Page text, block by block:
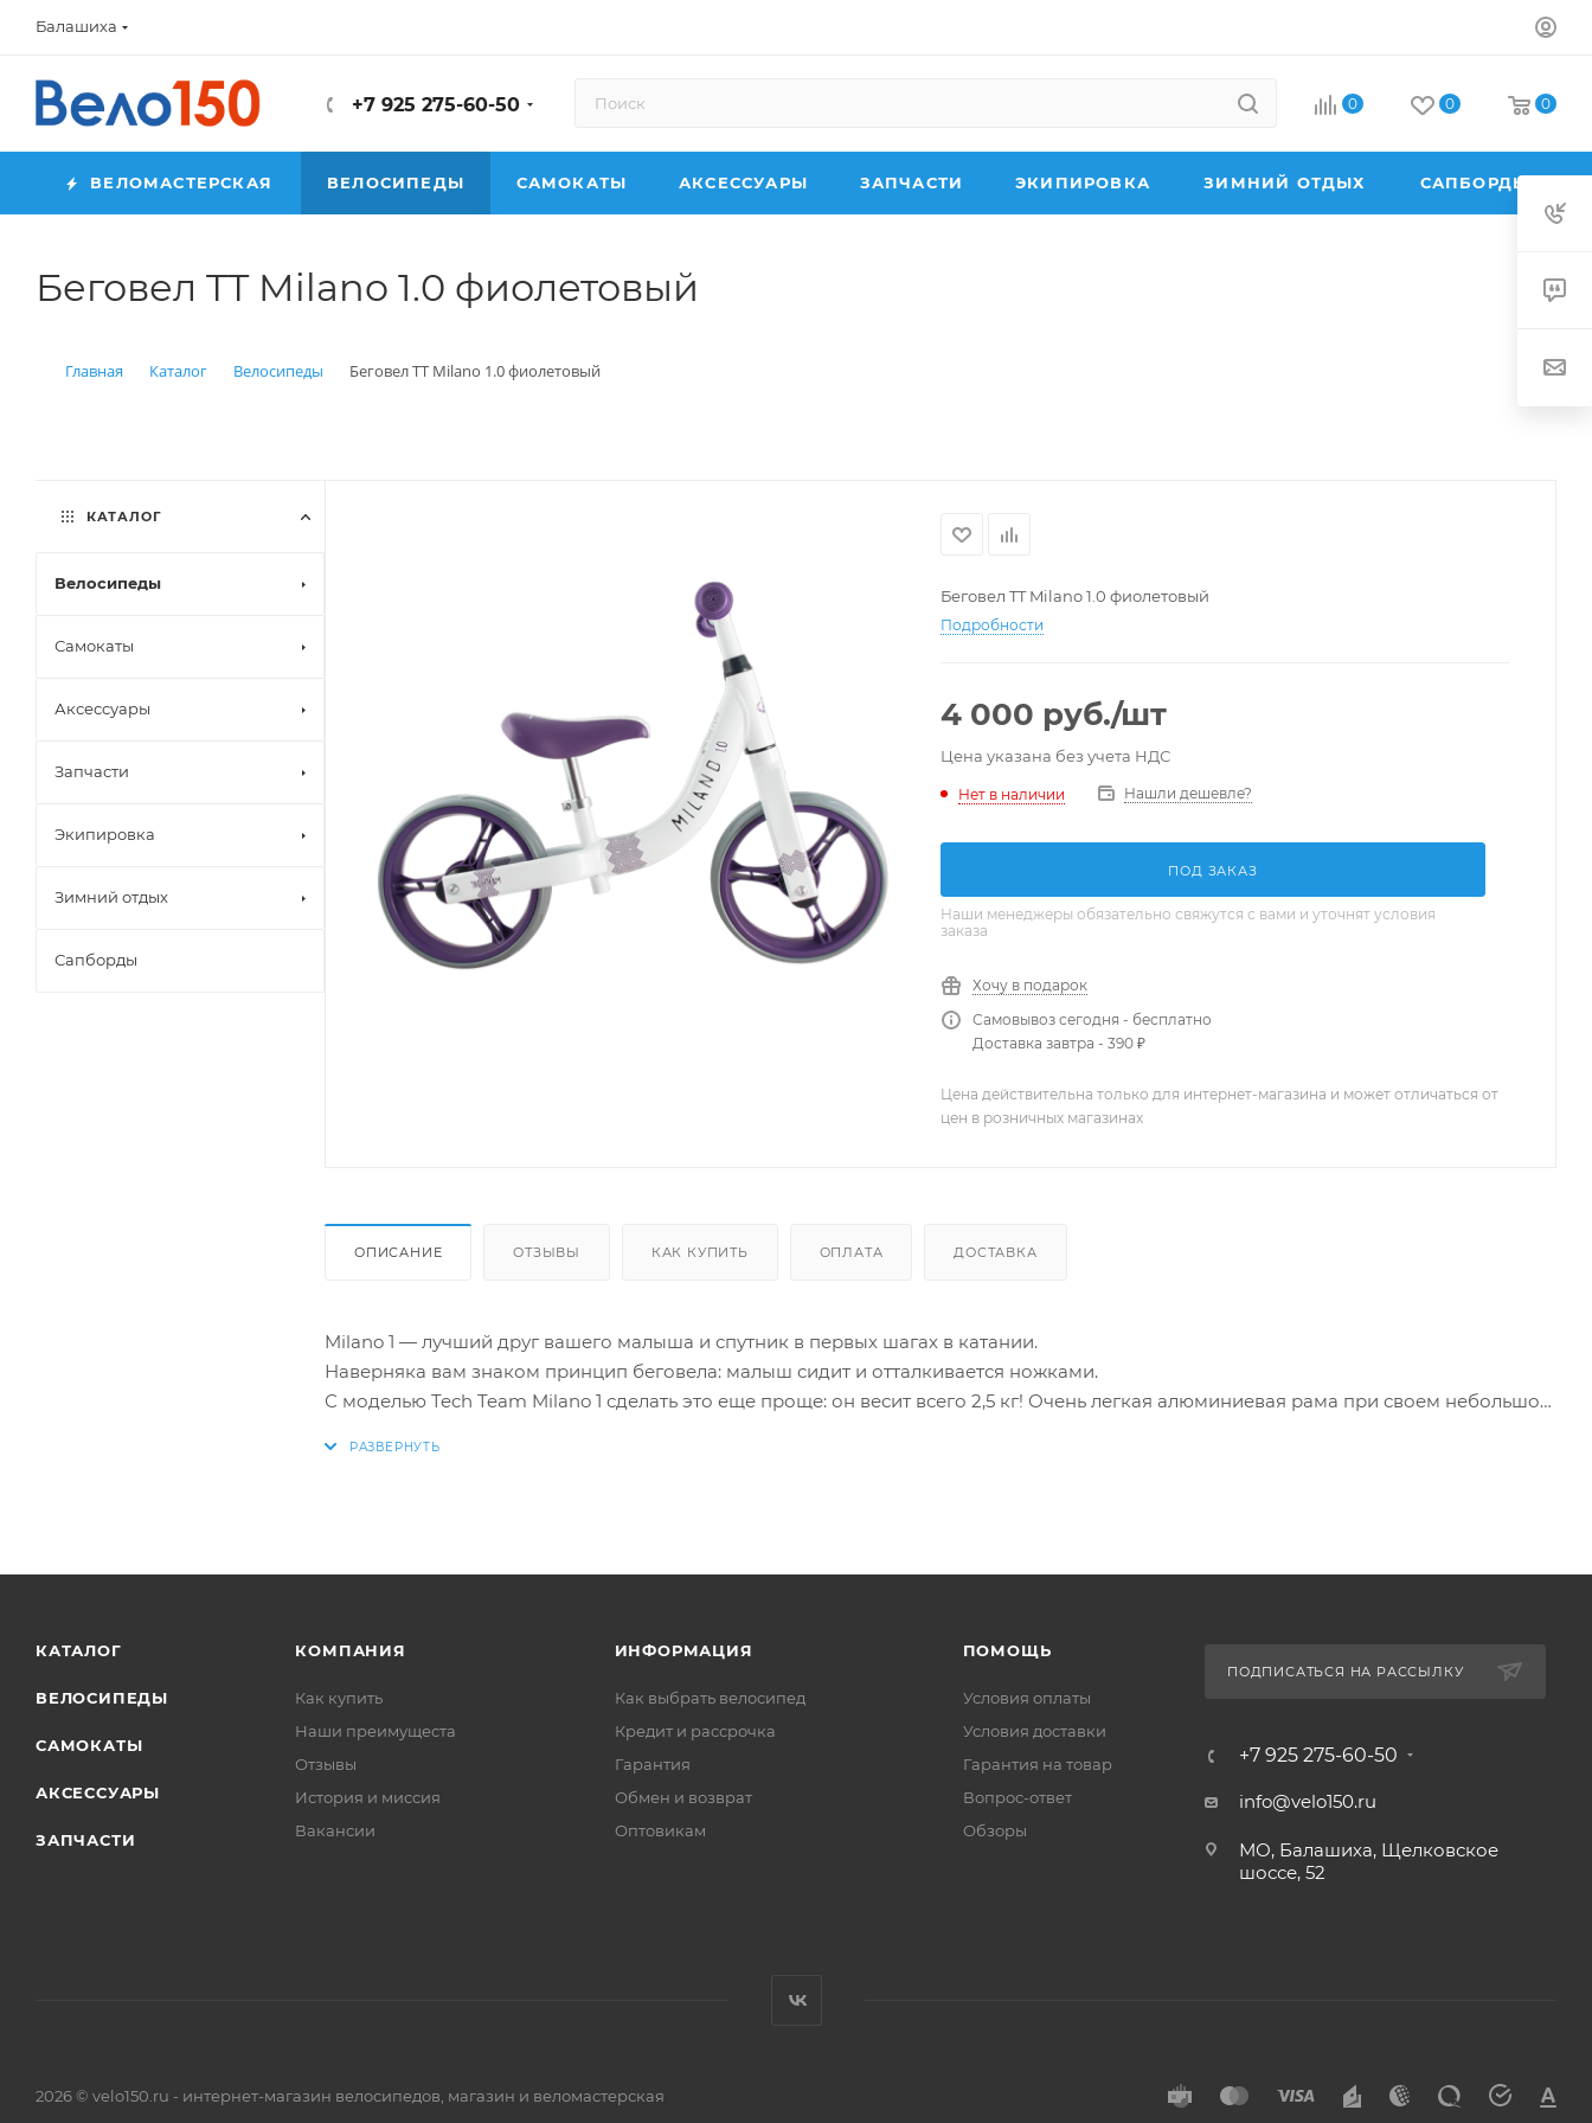
Балашиха
+7 925 275-60-50 0 0 0
ВЕЛОМАСТЕРСКАЯ ВЕЛОСИПЕДЫ САМОКАТЫ АКСЕССУАРЫ ЗАПЧАСТИ ЭКИПИРОВКА ЗИМНИЙ ОТДЫХ САПБОРДЫ
Беговел TT Milano 1.0 фиолетовый
Главная Каталог Велосипеды Беговел TT Milano 1.0 фиолетовый
Беговел TT Milano 1.0 фиолетовый
Подробности
4 000 руб./шт
Цена указана без учета НДС
Нет в наличии Нашли дешевле?
ПОД ЗАКАЗ
Наши менеджеры обязательно свяжутся с вами и уточнят условия
заказа
Хочу в подарок
Самовывоз сегодня - бесплатно
Доставка завтра - 390 ₽
Цена действительна только для интернет-магазина и может отличаться от
цен в розничных магазинах
ОПИСАНИЕ ОТЗЫВЫ КАК КУПИТЬ ОПЛАТА ДОСТАВКА
Milano 1 — лучший друг вашего малыша и спутник в первых шагах в катании.
Наверняка вам знаком принцип беговела: малыш сидит и отталкивается ножками.
С моделью Tech Team Milano 1 сделать это еще проще: он весит всего 2,5 кг! Очень легкая алюминиевая рама при своем небольшом
КАТАЛОГ
Велосипеды
Самокаты
Аксессуары
Запчасти
Экипировка
Зимний отдых
Сапборды
КАТАЛОГ
ВЕЛОСИПЕДЫ
САМОКАТЫ
АКСЕССУАРЫ
ЗАПЧАСТИ
КОМПАНИЯ
Как купить
Наши преимущеста
Отзывы
История и миссия
Вакансии
ИНФОРМАЦИЯ
Как выбрать велосипед
Кредит и рассрочка
Гарантия
Обмен и возврат
Оптовикам
ПОМОЩЬ
Условия оплаты
Условия доставки
Гарантия на товар
Вопрос-ответ
Обзоры
ПОДПИСАТЬСЯ НА РАССЫЛКУ
+7 925 275-60-50
info@velo150.ru
МО, Балашиха, Щелковское
шоссе, 52
2026 © velo150.ru - интернет-магазин велосипедов, магазин и веломастерская